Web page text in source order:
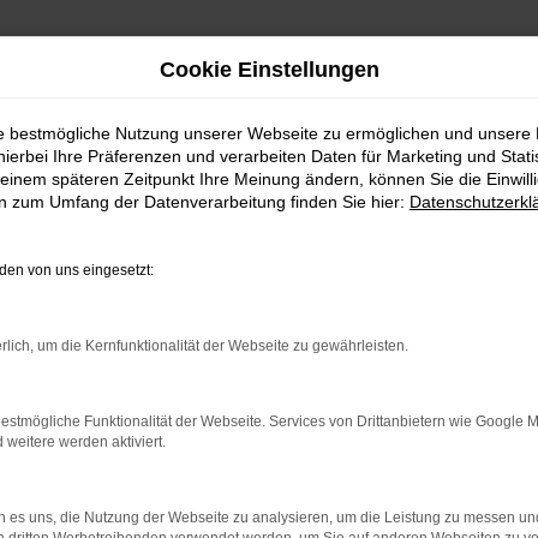
(Saale) günstig
– IHR
Auf diese Frage existieren eine Reihe von
handelt es sich um den perfekten fahrbaren
Modellgeneration mit einem hohen Komfort und
um ein gleichermaßen sparsames
an. Jedes Fahrzeug wird vor dem Verkauf
Cookie Einstellungen
bestmögliche Nutzung unserer Webseite zu ermöglichen und unsere
Ihre Präferenzen und verarbeiten Daten für Marketing und
späteren Zeitpunkt Ihre Meinung ändern, können Sie die
zum Umfang der Datenverarbeitung finden Sie hier:
von uns eingesetzt:
um die Kernfunktionalität der Webseite zu gewährleisten.
Funktionalität der Webseite. Services von Drittanbietern wie Google
weitere werden aktiviert.
es uns, die Nutzung der Webseite zu analysieren, um die Leistung zu messen